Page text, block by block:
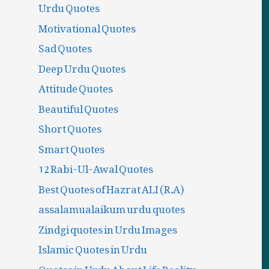
Urdu Quotes
Motivational Quotes
Sad Quotes
Deep Urdu Quotes
Attitude Quotes
Beautiful Quotes
Short Quotes
Smart Quotes
12 Rabi-Ul-Awal Quotes
Best Quotes of Hazrat ALI (R.A)
assalamualaikum urdu quotes
Zindgi quotes in Urdu Images
Islamic Quotes in Urdu